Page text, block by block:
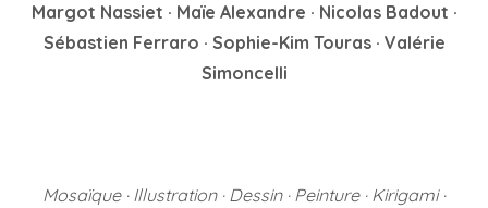
Margot Nassiet · Maïe Alexandre · Nicolas Badout ·
Sébastien Ferraro · Sophie-Kim Touras · Valérie
Simoncelli
Mosaïque · Illustration · Dessin · Peinture · Kirigami ·